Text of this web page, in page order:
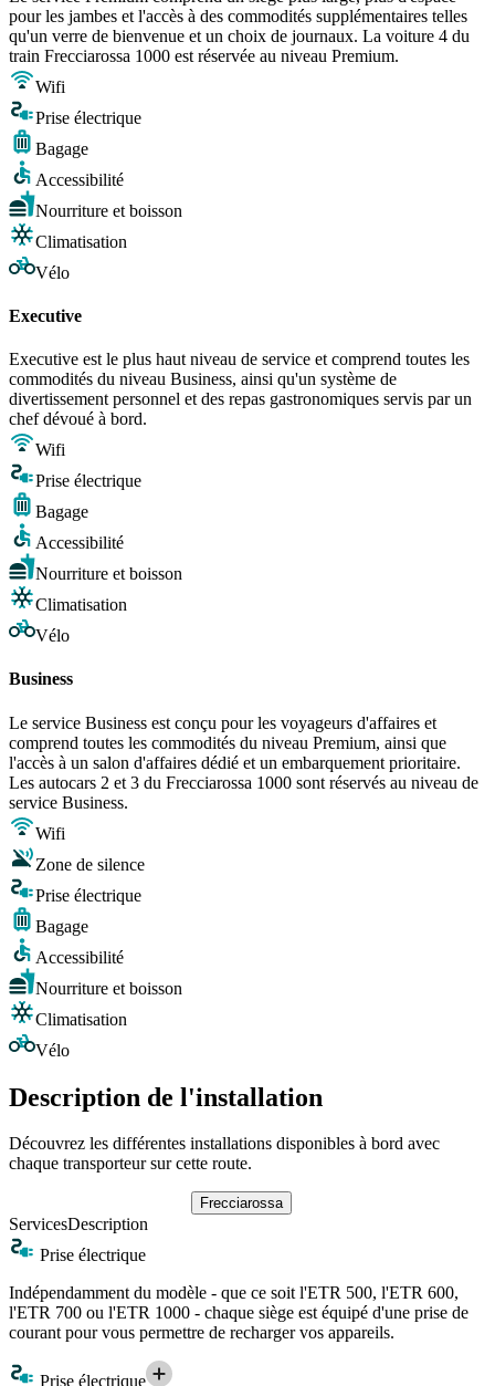
pour les jambes et l'accès à des commodités supplémentaires telles
qu'un verre de bienvenue et un choix de journaux. La voiture 4 du
train Frecciarossa 1000 est réservée au niveau Premium.
Wifi
Prise électrique
Bagage
Accessibilité
Nourriture et boisson
Climatisation
Vélo
Executive
Executive est le plus haut niveau de service et comprend toutes les
commodités du niveau Business, ainsi qu'un système de
divertissement personnel et des repas gastronomiques servis par un
chef dévoué à bord.
Wifi
Prise électrique
Bagage
Accessibilité
Nourriture et boisson
Climatisation
Vélo
Business
Le service Business est conçu pour les voyageurs d'affaires et
comprend toutes les commodités du niveau Premium, ainsi que
l'accès à un salon d'affaires dédié et un embarquement prioritaire.
Les autocars 2 et 3 du Frecciarossa 1000 sont réservés au niveau de
service Business.
Wifi
Zone de silence
Prise électrique
Bagage
Accessibilité
Nourriture et boisson
Climatisation
Vélo
Description de l'installation
Découvrez les différentes installations disponibles à bord avec
chaque transporteur sur cette route.
Frecciarossa
ServicesDescription
Prise électrique
Indépendamment du modèle - que ce soit l'ETR 500, l'ETR 600,
l'ETR 700 ou l'ETR 1000 - chaque siège est équipé d'une prise de
courant pour vous permettre de recharger vos appareils.
Prise électrique